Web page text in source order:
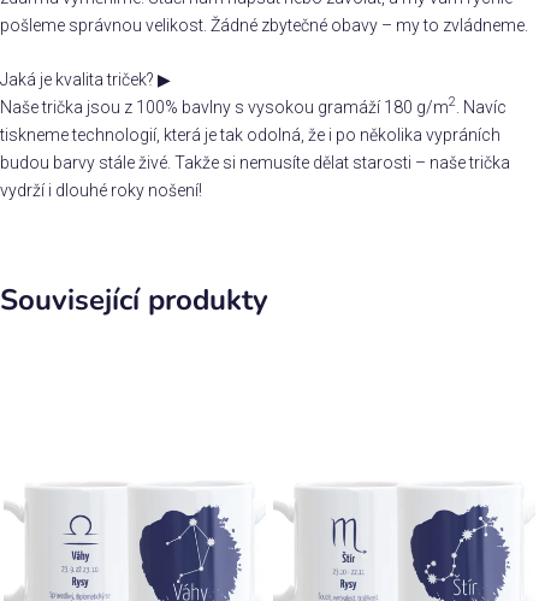
pošleme správnou velikost. Žádné zbytečné obavy – my to zvládneme.
Jaká je kvalita triček? ▶
Naše trička jsou z 100% bavlny s vysokou gramáží 180 g/m2
. Navíc
tiskneme technologií, která je tak odolná, že i po několika vypráních
budou barvy stále živé. Takže si nemusíte dělat starosti – naše trička
vydrží i dlouhé roky nošení!
Související produkty